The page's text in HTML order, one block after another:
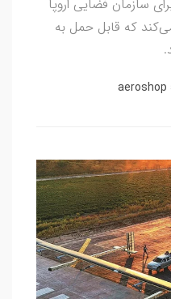
سازمان فضایی اروپا
که قابل حمل به
aeroshop